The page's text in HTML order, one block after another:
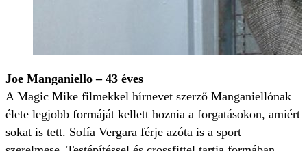
Joe Manganiello – 43 éves
A Magic Mike filmekkel hírnevet szerző Manganiellónak
élete legjobb formáját kellett hoznia a forgatásokon, amiért
sokat is tett. Sofía Vergara férje azóta is a sport